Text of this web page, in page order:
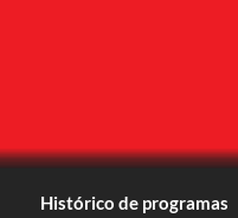
Histórico de programas